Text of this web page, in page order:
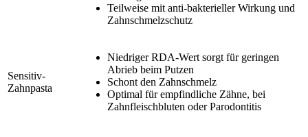
Teilweise mit anti-bakterieller Wirkung und
Zahnschmelzschutz
Sensitiv-
Zahnpasta
Niedriger RDA-Wert sorgt für geringen
Abrieb beim Putzen
Schont den Zahnschmelz
Optimal für empfindliche Zähne, bei
Zahnfleischbluten oder Parodontitis